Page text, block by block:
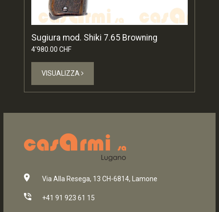
Sugiura mod. Shiki 7.65 Browning
4'980.00 CHF
VISUALIZZA
Via Alla Resega, 13 CH-6814, Lamone
+41 91 923 61 15